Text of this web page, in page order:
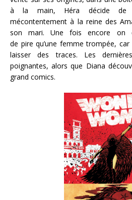
à la main, Héra décide de
mécontentement à la reine des
son mari. Une fois encore on
de pire qu’une femme trompée,
laisser des traces. Les
poignantes, alors que Diana
grand comics.